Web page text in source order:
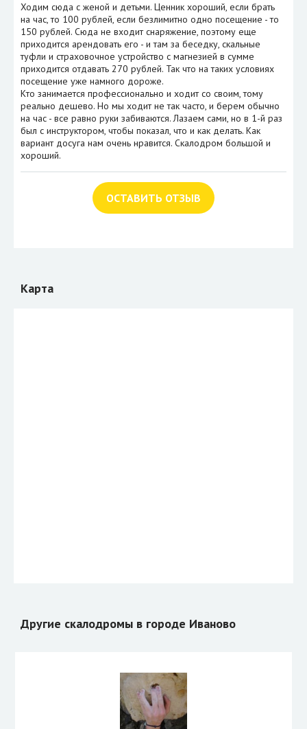
Ходим сюда с женой и детьми. Ценник хороший, если брать
на час, то 100 рублей, если безлимитно одно посещение - то
150 рублей. Сюда не входит снаряжение, поэтому еще
приходится арендовать его - и там за беседку, скальные
туфли и страховочное устройство с магнезией в сумме
приходится отдавать 270 рублей. Так что на таких условиях
посещение уже намного дороже.
Кто занимается профессионально и ходит со своим, тому
реально дешево. Но мы ходит не так часто, и берем обычно
на час - все равно руки забиваются. Лазаем сами, но в 1-й раз
был с инструктором, чтобы показал, что и как делать. Как
вариант досуга нам очень нравится. Скалодром большой и
хороший.
ОСТАВИТЬ ОТЗЫВ
Карта
Другие скалодромы в городе Иваново